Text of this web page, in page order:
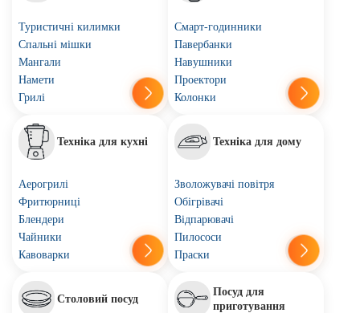
Туристичні килимки
Спальні мішки
Мангали
Намети
Грилі
Смарт-годинники
Павербанки
Навушники
Проектори
Колонки
Техніка для кухні
Аерогрилі
Фритюрниці
Блендери
Чайники
Кавоварки
Техніка для дому
Зволожувачі повітря
Обігрівачі
Відпарювачі
Пилососи
Праски
Столовий посуд
Посуд для
приготування